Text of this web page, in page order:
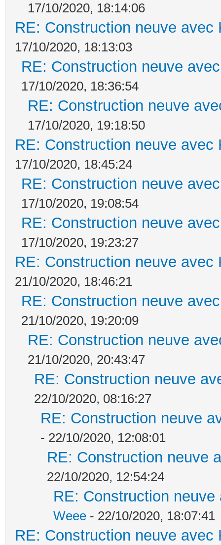
17/10/2020, 18:14:06
RE: Construction neuve avec
17/10/2020, 18:13:03
RE: Construction neuve
17/10/2020, 18:36:54
RE: Construction neuve
17/10/2020, 19:18:50
RE: Construction neuve avec
17/10/2020, 18:45:24
RE: Construction neuve
17/10/2020, 19:08:54
RE: Construction neuve
17/10/2020, 19:23:27
RE: Construction neuve avec
21/10/2020, 18:46:21
RE: Construction neuve
21/10/2020, 19:20:09
RE: Construction neuve
21/10/2020, 20:43:47
RE: Construction neuve
22/10/2020, 08:16:27
RE: Construction neuve
- 22/10/2020, 12:08:01
RE: Construction neuve
22/10/2020, 12:54:24
RE: Construction
Weee - 22/10/2020, 18:07:41
RE: Construction neuve avec